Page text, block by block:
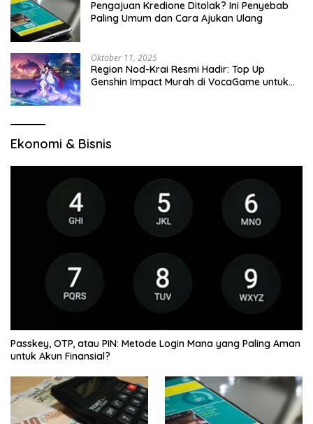
Pengajuan Kredione Ditolak? Ini Penyebab
Paling Umum dan Cara Ajukan Ulang
Oktober 11, 2025
Region Nod-Krai Resmi Hadir: Top Up
Genshin Impact Murah di VocaGame untuk
Ekonomi & Bisnis
Passkey, OTP, atau PIN: Metode Login Mana yang Paling Aman
untuk Akun Finansial?